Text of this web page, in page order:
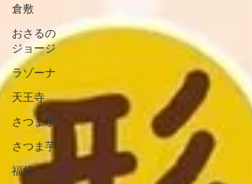
倉敷
おさるの
ジョージ
ラゾーナ
天王寺
さつま芋
さつま芋
福袋